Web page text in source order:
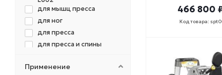
466 800
Код товара:
для мышц пресса
для ног
для пресса
для пресса и спины
для спины
Применение